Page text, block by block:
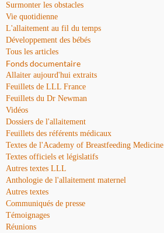
Surmonter les obstacles
Vie quotidienne
L'allaitement au fil du temps
Développement des bébés
Tous les articles
Fonds documentaire
Allaiter aujourd'hui extraits
Feuillets de LLL France
Feuillets du Dr Newman
Vidéos
Dossiers de l'allaitement
Feuillets des référents médicaux
Textes de l'Academy of Breastfeeding Medicine
Textes officiels et législatifs
Autres textes LLL
Anthologie de l'allaitement maternel
Autres textes
Communiqués de presse
Témoignages
Réunions